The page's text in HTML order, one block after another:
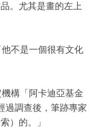
。尤其是畫的左上
不是一個很有文化
構「阿卡迪亞基金
過調查後，筆跡專家
）的。」